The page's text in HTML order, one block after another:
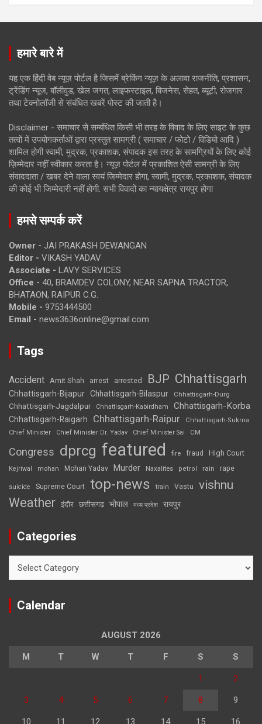
हमारे बारे में
यह एक हिंदी वेब न्यूज़ पोर्टल है जिसमें ब्रेकिंग न्यूज़ के अलावा राजनीति, प्रशासन,
ट्रेंडिंग न्यूज, बॉलीवुड, खेल जगत, लाइफस्टाइल, बिजनेस, सेहत, ब्यूटी, रोजगार
तथा टेक्नोलॉजी से संबंधित खबरें पोस्ट की जाती है।
Disclaimer - समाचार से सम्बंधित किसी भी तरह के विवाद के लिए साइट के कुछ
तत्वों में उपयोगकर्ताओं द्वारा प्रस्तुत सामग्री ( समाचार / फोटो / विडियो आदि )
शामिल होगी स्वामी, मुद्रक, प्रकाशक, संपादक इस तरह के सामग्रियों के लिए कोई
ज़िम्मेदार नहीं स्वीकार करता है। न्यूज़ पोर्टल में प्रकाशित ऐसी सामग्री के लिए
संवाददाता / खबर देने वाला स्वयं जिम्मेदार होगा, स्वामी, मुद्रक, प्रकाशक, संपादक
की कोई भी जिम्मेदारी नहीं होगी. सभी विवादों का न्यायक्षेत्र रायपुर होगा
हमसे सम्पर्क करें
Owner - JAI PRAKASH DEWANGAN
Editor - VIKASH YADAV
Associate - LAVY SERVICES
Office - 40, BRAMDEV COLONY, NEAR SAPNA TRACTOR,
BHATAON, RAIPUR C.G.
Mobile - 9753444500
Email - news3636online@gmail.com
Tags
Accident Amit Shah arrest arrested BJP Chhattisgarh
Chhattisgarh-Bijapur Chhattisgarh-Bilaspur Chhattisgarh-Durg
Chhattisgarh-Jagdalpur Chhattisgarh-Kabirdham Chhattisgarh-Korba
Chhattisgarh-Raigarh Chhattisgarh-Raipur
Chhattisgarh-Sukma
Chief Minister
Chief Minister Dr. Yadav Chief Minister Sai CM
Congress dprcg featured fire fraud High Court
Kejriwal mohan Mohan Yadav Murder Naxalites petrol rain rape
suicide Supreme Court top-news train Vastu vishnu
Weather इंदौर छत्तीसगढ़ भोपाल मध्य प्रदेश रायपुर
Categories
Calendar
AUGUST 2026
M T W T F S S
1 2
3 4 5 6 7 8 9